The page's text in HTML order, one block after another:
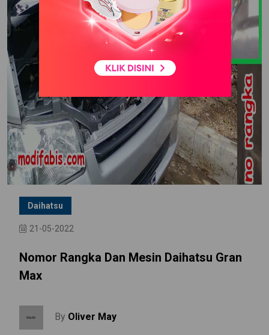
Daihatsu
21-05-2022
Nomor Rangka Dan Mesin Daihatsu Gran
Max
By Oliver May